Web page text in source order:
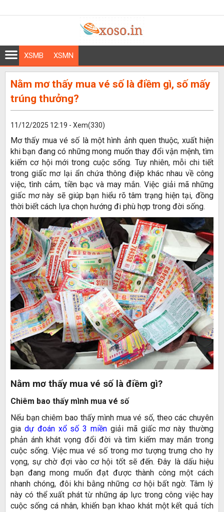
XSMB XSMN
Nằm mơ thấy mua vé số là điềm gì, số mấy
trúng thưởng?
11/12/2025 12:19 - Xem(330)
Mơ thấy mua vé số là một hình ảnh quen thuộc, xuất hiện
khi bạn đang có những mong muốn thay đổi vận mệnh, tìm
kiếm cơ hội mới trong cuộc sống. Tuy nhiên, mỗi chi tiết
trong giấc mơ lại ẩn chứa thông điệp khác nhau về công
việc, tình cảm, tiền bạc và may mắn. Việc giải mã những
giấc mơ này sẽ giúp bạn hiểu rõ tâm trạng hiện tại, đồng
thời biết cách lựa chọn hướng đi phù hợp trong đời sống.
Nằm mơ thấy mua vé số là điềm gì?
Chiêm bao thấy mình mua vé số
Nếu bạn chiêm bao thấy mình mua vé số, theo các chuyên
gia dự đoán xổ số 3 miền giải mã giấc mơ này thường
phản ánh khát vọng đổi đời và tìm kiếm may mắn trong
cuộc sống. Việc mua vé số trong mơ tượng trưng cho hy
vọng, sự chờ đợi vào cơ hội tốt sẽ đến. Đây là dấu hiệu
bạn đang mong muốn đạt được thành công một cách
nhanh chóng, đôi khi bằng những cơ hội bất ngờ. Tâm lý
này có thể xuất phát từ những áp lực trong công việc hay
cuộc sống cá nhân, khiến bạn khao khát một kết quả tích